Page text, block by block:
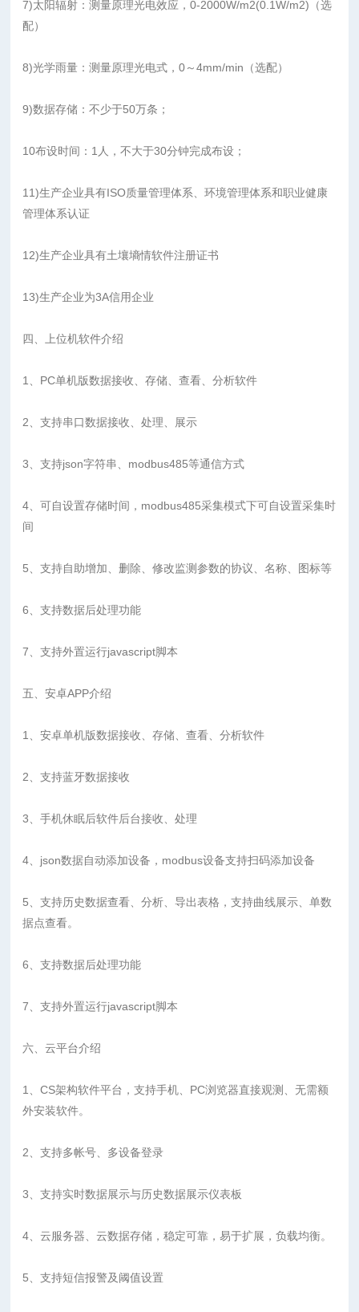
7)太阳辐射：测量原理光电效应，0-2000W/m2(0.1W/m2)（选
配）
8)光学雨量：测量原理光电式，0～4mm/min（选配）
9)数据存储：不少于50万条；
10布设时间：1人，不大于30分钟完成布设；
11)生产企业具有ISO质量管理体系、环境管理体系和职业健康
管理体系认证
12)生产企业具有土壤墒情软件注册证书
13)生产企业为3A信用企业
四、上位机软件介绍
1、PC单机版数据接收、存储、查看、分析软件
2、支持串口数据接收、处理、展示
3、支持json字符串、modbus485等通信方式
4、可自设置存储时间，modbus485采集模式下可自设置采集时
间
5、支持自助增加、删除、修改监测参数的协议、名称、图标等
6、支持数据后处理功能
7、支持外置运行javascript脚本
五、安卓APP介绍
1、安卓单机版数据接收、存储、查看、分析软件
2、支持蓝牙数据接收
3、手机休眠后软件后台接收、处理
4、json数据自动添加设备，modbus设备支持扫码添加设备
5、支持历史数据查看、分析、导出表格，支持曲线展示、单数
据点查看。
6、支持数据后处理功能
7、支持外置运行javascript脚本
六、云平台介绍
1、CS架构软件平台，支持手机、PC浏览器直接观测、无需额
外安装软件。
2、支持多帐号、多设备登录
3、支持实时数据展示与历史数据展示仪表板
4、云服务器、云数据存储，稳定可靠，易于扩展，负载均衡。
5、支持短信报警及阈值设置